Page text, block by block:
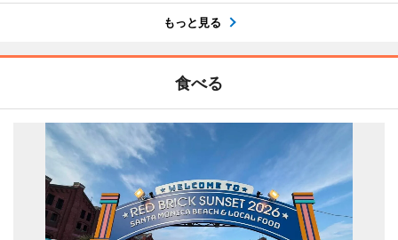
もっと見る
食べる